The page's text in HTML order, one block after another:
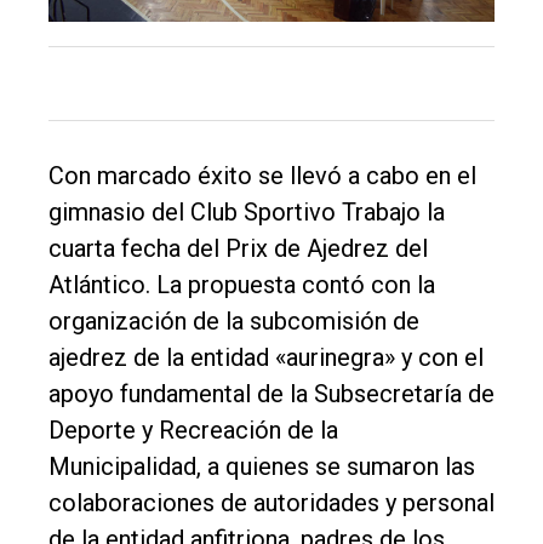
El
único
DIARIO
Balcarce
Inicio
Tendencia
Int.
Con marcado éxito se llevó a cabo en el
gimnasio del Club Sportivo Trabajo la
cuarta fecha del Prix de Ajedrez del
Atlántico. La propuesta contó con la
organización de la subcomisión de
ajedrez de la entidad «aurinegra» y con el
apoyo fundamental de la Subsecretaría de
Deporte y Recreación de la
Municipalidad, a quienes se sumaron las
colaboraciones de autoridades y personal